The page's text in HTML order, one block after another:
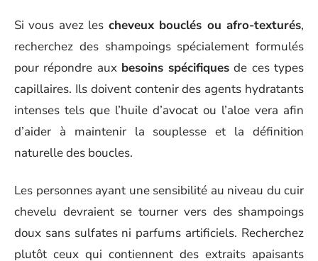
Si vous avez les cheveux bouclés ou afro-texturés,
recherchez des shampoings spécialement formulés
pour répondre aux besoins spécifiques de ces types
capillaires. Ils doivent contenir des agents hydratants
intenses tels que l’huile d’avocat ou l’aloe vera afin
d’aider à maintenir la souplesse et la définition
naturelle des boucles.
Les personnes ayant une sensibilité au niveau du cuir
chevelu devraient se tourner vers des shampoings
doux sans sulfates ni parfums artificiels. Recherchez
plutôt ceux qui contiennent des extraits apaisants